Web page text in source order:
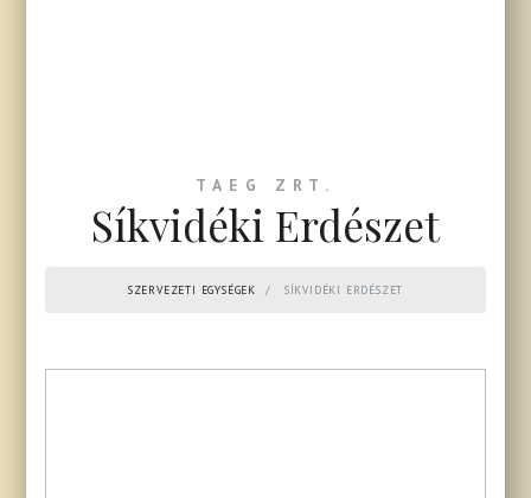
TAEG ZRT.
Síkvidéki Erdészet
SZERVEZETI EGYSÉGEK SÍKVIDÉKI ERDÉSZET